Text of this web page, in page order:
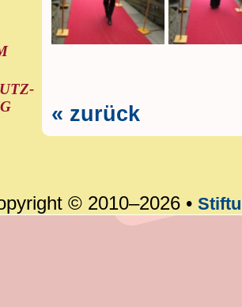
« zurück
© 2010–2026 •